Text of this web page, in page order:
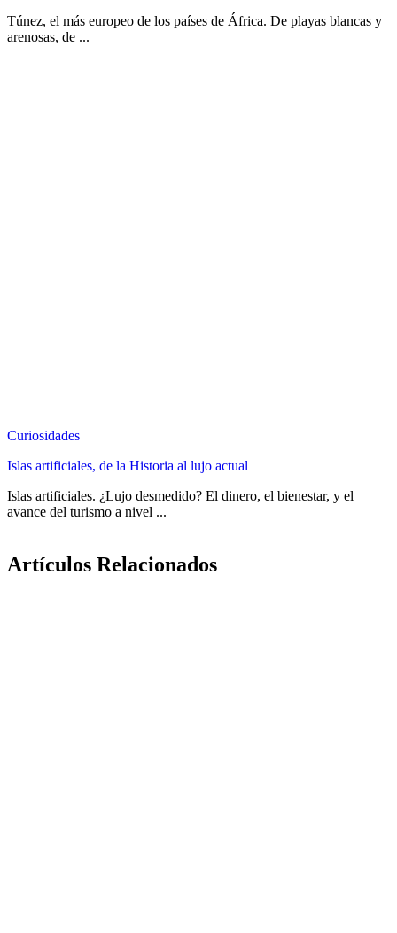
Túnez, el más europeo de los países de África. De playas blancas y
arenosas, de ...
Curiosidades
Islas artificiales, de la Historia al lujo actual
Islas artificiales. ¿Lujo desmedido? El dinero, el bienestar, y el
avance del turismo a nivel ...
Artículos Relacionados